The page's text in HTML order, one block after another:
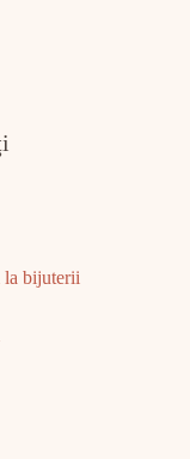
la bijuterii